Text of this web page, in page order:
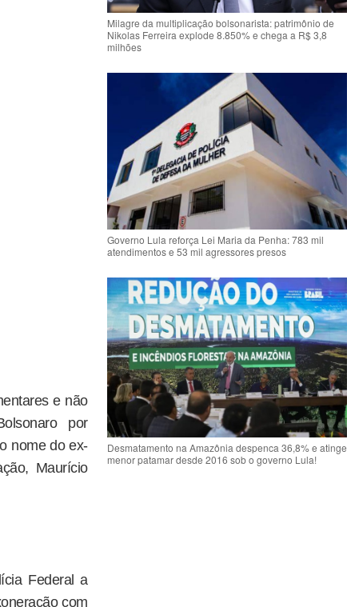
e não
por
nome do ex-
Maurício
Federal a
com
Milagre da multiplicação bolsonarista: patrimônio de
Nikolas Ferreira explode 8.850% e chega a R$ 3,8
milhões
Governo Lula reforça Lei Maria da Penha: 783 mil
atendimentos e 53 mil agressores presos
Desmatamento na Amazônia despenca 36,8% e atinge
menor patamar desde 2016 sob o governo Lula!